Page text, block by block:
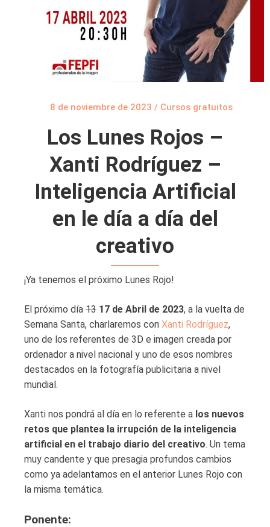
8 de noviembre de 2023 / Cursos gratuitos
Los Lunes Rojos –
Xanti Rodríguez –
Inteligencia Artificial
en le día a día del
creativo
¡Ya tenemos el próximo Lunes Rojo!
El próximo día 13 17 de Abril de 2023, a la vuelta de
Semana Santa, charlaremos con Xanti Rodríguez,
uno de los referentes de 3D e imagen creada por
ordenador a nivel nacional y uno de esos nombres
destacados en la fotografía publicitaria a nivel
mundial.
Xanti nos pondrá al día en lo referente a los nuevos
retos que plantea la irrupción de la inteligencia
artificial en el trabajo diario del creativo. Un tema
muy candente y que presagia profundos cambios
como ya adelantamos en el anterior Lunes Rojo con
la misma temática.
Ponente: